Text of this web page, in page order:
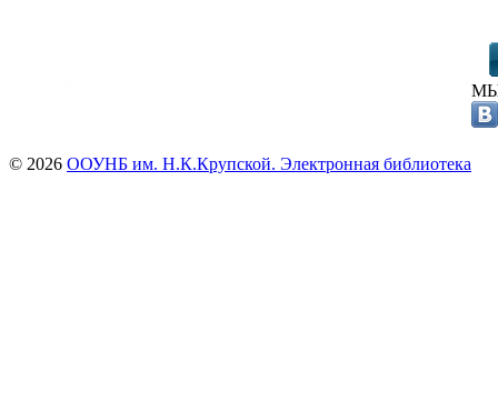
© 2026 ООУНБ им. Н.К.Крупской. Электронная библиотека